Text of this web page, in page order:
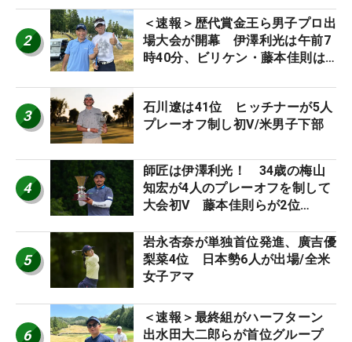
2
＜速報＞歴代賞金王ら男子プロ出
場大会が開幕 伊澤利光は午前7
時40分、ビリケン・藤本佳則は
STAGE JOYX OPEN】
3
石川遼は41位 ヒッチナーが5人
プレーオフ制し初V/米男子下部
4
師匠は伊澤利光！ 34歳の梅山
知宏が4人のプレーオフを制して
大会初V 藤本佳則らが2位
5
岩永杏奈が単独首位発進、廣吉優
梨菜4位 日本勢6人が出場/全米
女子アマ
6
＜速報＞最終組がハーフターン
出水田大二郎らが首位グループ